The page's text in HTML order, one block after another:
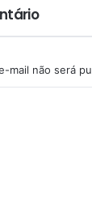
mail não será